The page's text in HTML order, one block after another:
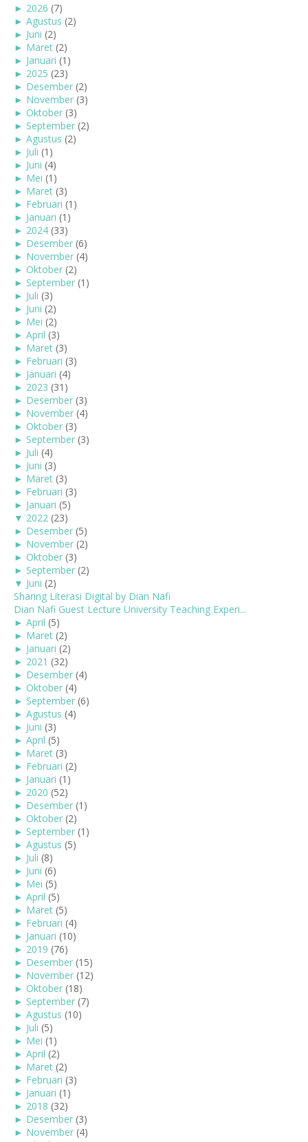
► 2026 (7)
► Agustus (2)
► Juni (2)
► Maret (2)
► Januari (1)
► 2025 (23)
► Desember (2)
► November (3)
► Oktober (3)
► September (2)
► Agustus (2)
► Juli (1)
► Juni (4)
► Mei (1)
► Maret (3)
► Februari (1)
► Januari (1)
► 2024 (33)
► Desember (6)
► November (4)
► Oktober (2)
► September (1)
► Juli (3)
► Juni (2)
► Mei (2)
► April (3)
► Maret (3)
► Februari (3)
► Januari (4)
► 2023 (31)
► Desember (3)
► November (4)
► Oktober (3)
► September (3)
► Juli (4)
► Juni (3)
► Maret (3)
► Februari (3)
► Januari (5)
▼ 2022 (23)
► Desember (5)
► November (2)
► Oktober (3)
► September (2)
▼ Juni (2)
Sharing Literasi Digital by Dian Nafi
Dian Nafi Guest Lecture University Teaching Experi...
► April (5)
► Maret (2)
► Januari (2)
► 2021 (32)
► Desember (4)
► Oktober (4)
► September (6)
► Agustus (4)
► Juni (3)
► April (5)
► Maret (3)
► Februari (2)
► Januari (1)
► 2020 (52)
► Desember (1)
► Oktober (2)
► September (1)
► Agustus (5)
► Juli (8)
► Juni (6)
► Mei (5)
► April (5)
► Maret (5)
► Februari (4)
► Januari (10)
► 2019 (76)
► Desember (15)
► November (12)
► Oktober (18)
► September (7)
► Agustus (10)
► Juli (5)
► Mei (1)
► April (2)
► Maret (2)
► Februari (3)
► Januari (1)
► 2018 (32)
► Desember (3)
► November (4)